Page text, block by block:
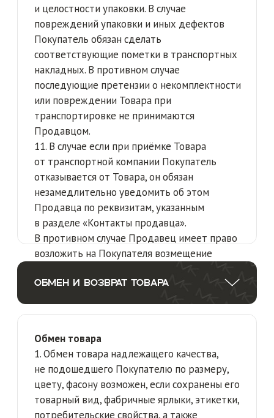
доставки товара Покупателю компенсации
не подлежит.
4. В случае если Покупатель хочет вернуть
товар надлежащего качества, Продавец
оставляет за собой право провести проверку
сохранности товарного вида и в случае
обнаружения нарушений условий сохранения
товарного вида Продавец имеет право
отказать в возврате товара.
5. В случае если оплата товара была
денежными средствами, возврат денежных
средств осуществляется Продавцом
на банковский счёт Покупателя, который
Покупатель укажет в бланке возврата. Бланк
возврата Покупатель может получить путём
направления запроса на возврат товара
Продавца, указанным в разделе «Контакты
Продавца»
6. В случае если оплата товара была
произведена Покупателем безналичным
способом, возврат денежных средств
осуществляется Продавцом на банковский
счёт Покупателя, с которого была
1. Гарантия на товар составляет 30
календарных дней с момента получения
товара покупателем.
2. Если в течение гарантийного срока
покупателем выявлены производственные
дефекты товара и при этом устранение